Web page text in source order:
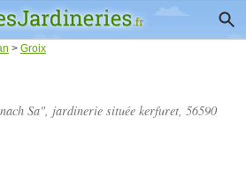
> Groix
Sa", jardinerie située kerfuret, 56590